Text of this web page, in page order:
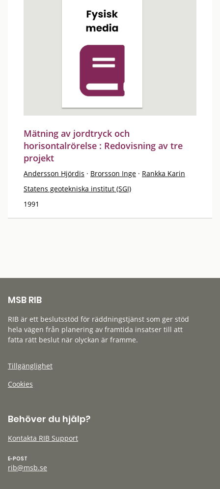
Mätning av jordtryck och
horisontalrörelse : Redovisning av tre
projekt
Andersson Hjördis · Brorsson Inge · Rankka Karin
Statens geotekniska institut (SGI)
1991
MSB RIB
RIB är ett beslutsstöd för räddningstjänst som ger stöd
hela vägen från planering av framtida insatser till att
fatta rätt beslut när olyckan är framme.
Tillgänglighet
Cookies
Behöver du hjälp?
Kontakta RIB Support
E-POST
rib@msb.se